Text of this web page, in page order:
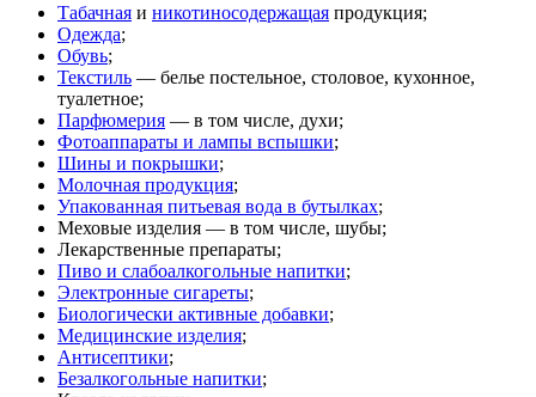
Табачная и никотиносодержащая продукция;
Одежда;
Обувь;
Текстиль — белье постельное, столовое, кухонное,
туалетное;
Парфюмерия — в том числе, духи;
Фотоаппараты и лампы вспышки;
Шины и покрышки;
Молочная продукция;
Упакованная питьевая вода в бутылках;
Меховые изделия — в том числе, шубы;
Лекарственные препараты;
Пиво и слабоалкогольные напитки;
Электронные сигареты;
Биологически активные добавки;
Медицинские изделия;
Антисептики;
Безалкогольные напитки;